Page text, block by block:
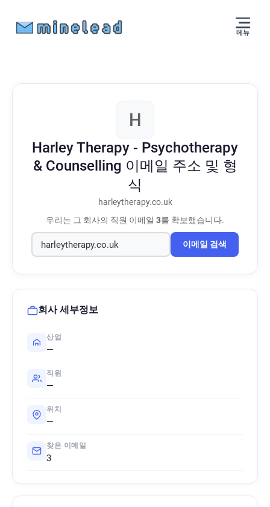
메뉴
H
Harley Therapy - Psychotherapy
& Counselling 이메일 주소 및 형
식
harleytherapy.co.uk
우리는 그 회사의 직원 이메일 3를 확보했습니다.
이메일 검색
회사 세부정보
산업
—
직원
—
위치
—
찾은 이메일
3